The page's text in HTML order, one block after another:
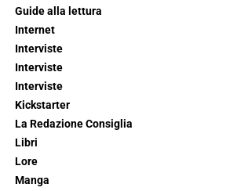
Guide alla lettura
Internet
Interviste
Interviste
Interviste
Kickstarter
La Redazione Consiglia
Libri
Lore
Manga